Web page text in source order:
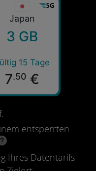
Japan
3 GB
15 Tage
7.50 €
entsperrten
Ihres Datentarifs